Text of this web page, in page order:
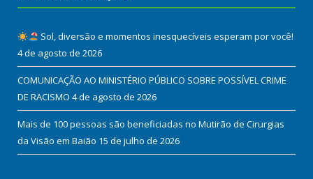
Sol, diversão e momentos inesquecíveis esperam por você!
4 de agosto de 2026
COMUNICAÇÃO AO MINISTÉRIO PÚBLICO SOBRE POSSÍVEL CRIME
DE RACISMO 4 de agosto de 2026
Mais de 100 pessoas são beneficiadas no Mutirão de Cirurgias
da Visão em Baião 15 de julho de 2026